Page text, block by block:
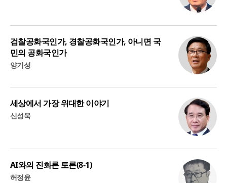
검찰공화국인가, 경찰공화국인가, 아니면 국
민의 공화국인가
양기성
세상에서 가장 위대한 이야기
신성욱
AI와의 진화론 토론(8-1)
허정윤